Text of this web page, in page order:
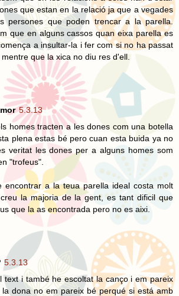
que estan en la relació ja que a vegades
persones que poden trencar a la parella.
que en alguns cassos quan eixa parella es
a insultar-la i fer com si no ha passat
que la xica no diu res d'ell.
5.3.13
homes tracten a les dones com una botella
plena estas bé pero cuan esta buida ya no
veritat les dones per a alguns homes som
"trofeus".
encontrar a la teua parella ideal costa molt
la majoria de la gent, es tant dificil que
que la as encontrada pero no es aixi.
5.3.13
text i també he escoltat la canço i em pareix
dona no em pareix bé perqué si está amb